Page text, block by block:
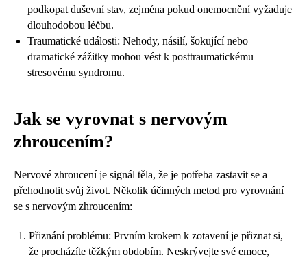
podkopat duševní stav, zejména pokud onemocnění vyžaduje
dlouhodobou léčbu.
Traumatické události: Nehody, násilí, šokující nebo
dramatické zážitky mohou vést k posttraumatickému
stresovému syndromu.
Jak se vyrovnat s nervovým
zhroucením?
Nervové zhroucení je signál těla, že je potřeba zastavit se a
přehodnotit svůj život. Několik účinných metod pro vyrovnání
se s nervovým zhroucením:
Přiznání problému: Prvním krokem k zotavení je přiznat si,
že procházíte těžkým obdobím. Neskrývejte své emoce,